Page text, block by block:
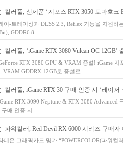
컬러풀, 신제품 ‘지포스 RTX 3050 토마호크
이-트레이싱과 DLSS 2.3, Reflex 기능을 지원하
GDDR6 8…
컬러풀, ‘iGame RTX 3080 Vulcan OC 12GB’
RTX 3080 GPU & VRAM 증설! iGame
VRAM GDDRX 12GB로 증설로 …
컬러풀, iGame RTX 30 구매 인증 시 ‘레이
RTX 3090 Neptune & RTX 3080 Advanced
구매 인증 시 …
파워컬러, Red Devil RX 6000 시리즈 구매
데온 그래픽카드 명가 “POWERCOLOR(파워